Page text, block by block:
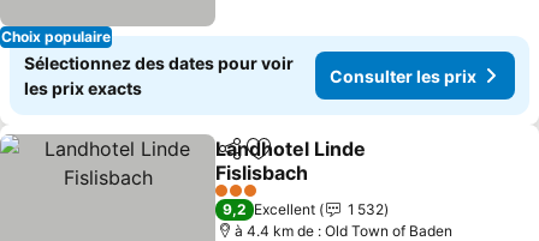
Choix populaire
Sélectionnez des dates pour voir
les prix exacts
Consulter les prix
PartagerAjouter à mes favoris
Landhotel Linde
Fislisbach
Consulter les prix
3 Étoiles
9,2 Excellent
1 532
à 4.4 km de : Old Town of Baden